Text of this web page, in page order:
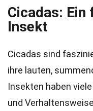
Cicadas: Ein
Insekt
Cicadas sind
ihre lauten,
Insekten haben
und